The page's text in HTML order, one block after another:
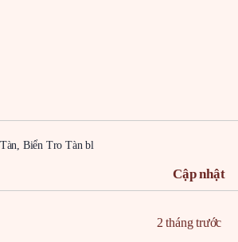
Biển Tro Tàn bl
Cập nhật
2 tháng trước